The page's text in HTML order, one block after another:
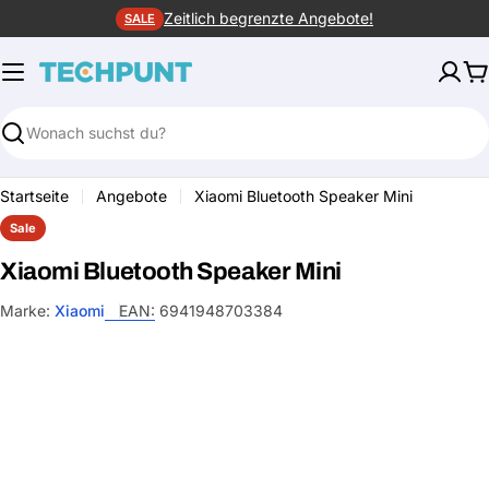
Inhalt
springen
SALE Zeitlich begrenzte Angebote!
Suchen
Startseite Angebote Xiaomi Bluetooth Speaker Mini
Sale
Xiaomi Bluetooth Speaker Mini
Marke: Xiaomi EAN: 6941948703384